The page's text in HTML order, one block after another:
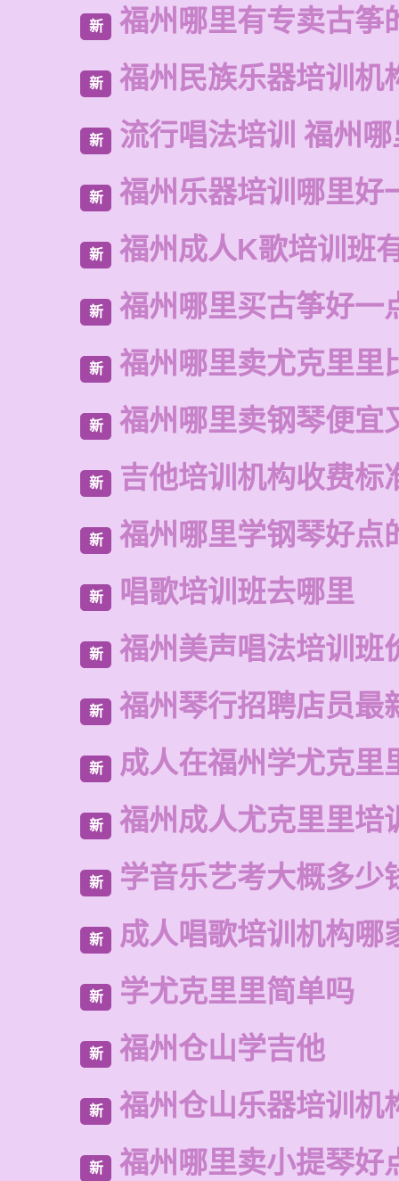
新 福州哪里有专卖古筝
新 福州民族乐器培训机
新 流行唱法培训 福州
新 福州乐器培训哪里好
新 福州成人K歌培训班
新 福州哪里买古筝好一
新 福州哪里卖尤克里里
新 福州哪里卖钢琴便宜
新 吉他培训机构收费标
新 福州哪里学钢琴好点
新 唱歌培训班去哪里
新 福州美声唱法培训班
新 福州琴行招聘店员最
新 成人在福州学尤克里
新 福州成人尤克里里培
新 学音乐艺考大概多少
新 成人唱歌培训机构哪
新 学尤克里里简单吗
新 福州仓山学吉他
新 福州仓山乐器培训机
新 福州哪里卖小提琴好